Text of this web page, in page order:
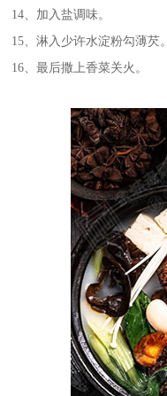
14、加入盐调味。
15、淋入少许水淀粉勾薄芡。
16、最后撒上香菜关火。